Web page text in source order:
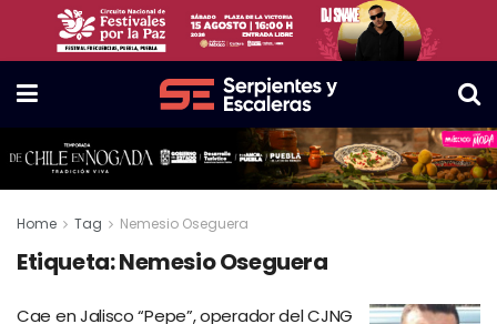
Home Tag Nemesio Oseguera
Etiqueta:Nemesio Oseguera
Cae en Jalisco “Pepe”, operador del CJNG